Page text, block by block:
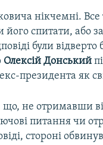
нікчемні. Все
його спитати, або
були відверто
Олексій Донський
президента як
що, не отримавши
питання чи
стороні